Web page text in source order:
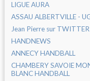
LIGUE AURA
ASSAU ALBERTVILLE -
Jean Pierre sur TWITTER
HANDNEWS
ANNECY HANDBALL
CHAMBERY SAVOIE
BLANC HANDBALL